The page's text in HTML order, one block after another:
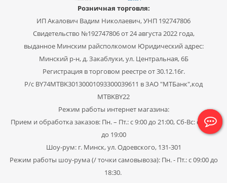
Розничная торговля:
ИП Акалович Вадим Николаевич, УНП 192747806
Свидетельство №192747806 от 24 августа 2022 года,
выданное Минским райсполкомом Юридический адрес:
Минский р-н, д. Закаблуки, ул. Центральная, 6Б
Регистрация в торговом реестре от 30.12.16г.
Р/с BY74MTBK30130001093300039611 в ЗАО "МТБанк",код
MTBKBY22
Режим работы интернет магазина:
Прием и обработка заказов: Пн. – Пт.: с 9:00 до 21:00, Сб-Вс: с 11:00
до 19:00
Шоу-рум: г. Минск, ул. Одоевского, 131-301
Режим работы шоу-рума (/ точки самовывоза): Пн. - Пт.: с 09:00 до
18:30.